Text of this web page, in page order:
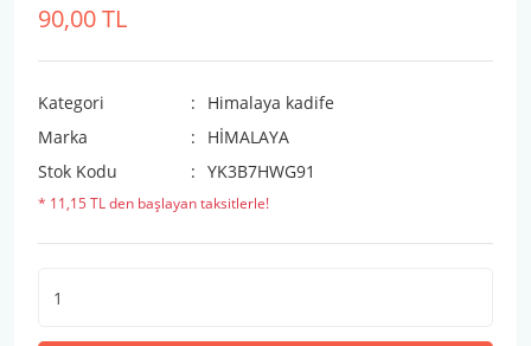
90,00 TL
Kategori
Himalaya kadife
Marka
HİMALAYA
Stok Kodu
YK3B7HWG91
* 11,15 TL den başlayan taksitlerle!